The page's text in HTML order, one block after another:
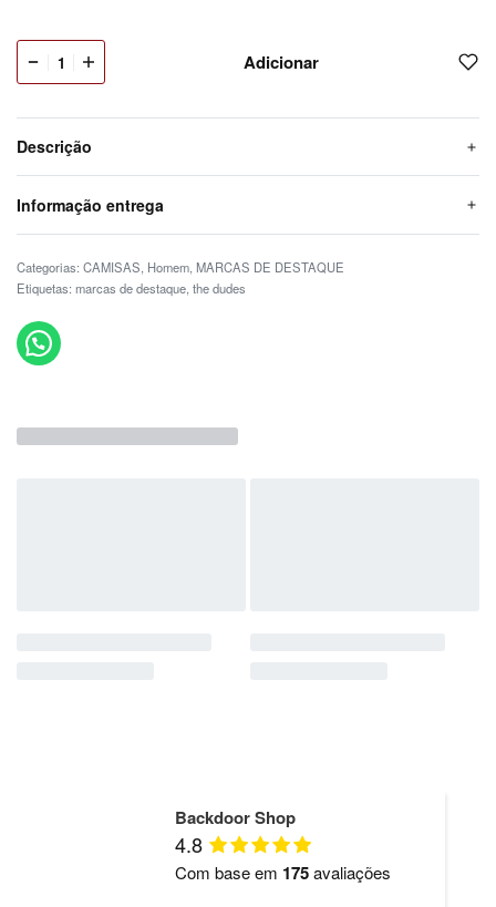
Adicionar
Descrição
Informação entrega
Categorias: CAMISAS Homem MARCAS DE DESTAQUE
Etiquetas: marcas de destaque the dudes
Backdoor Shop
4.8
Com base em 175avaliações